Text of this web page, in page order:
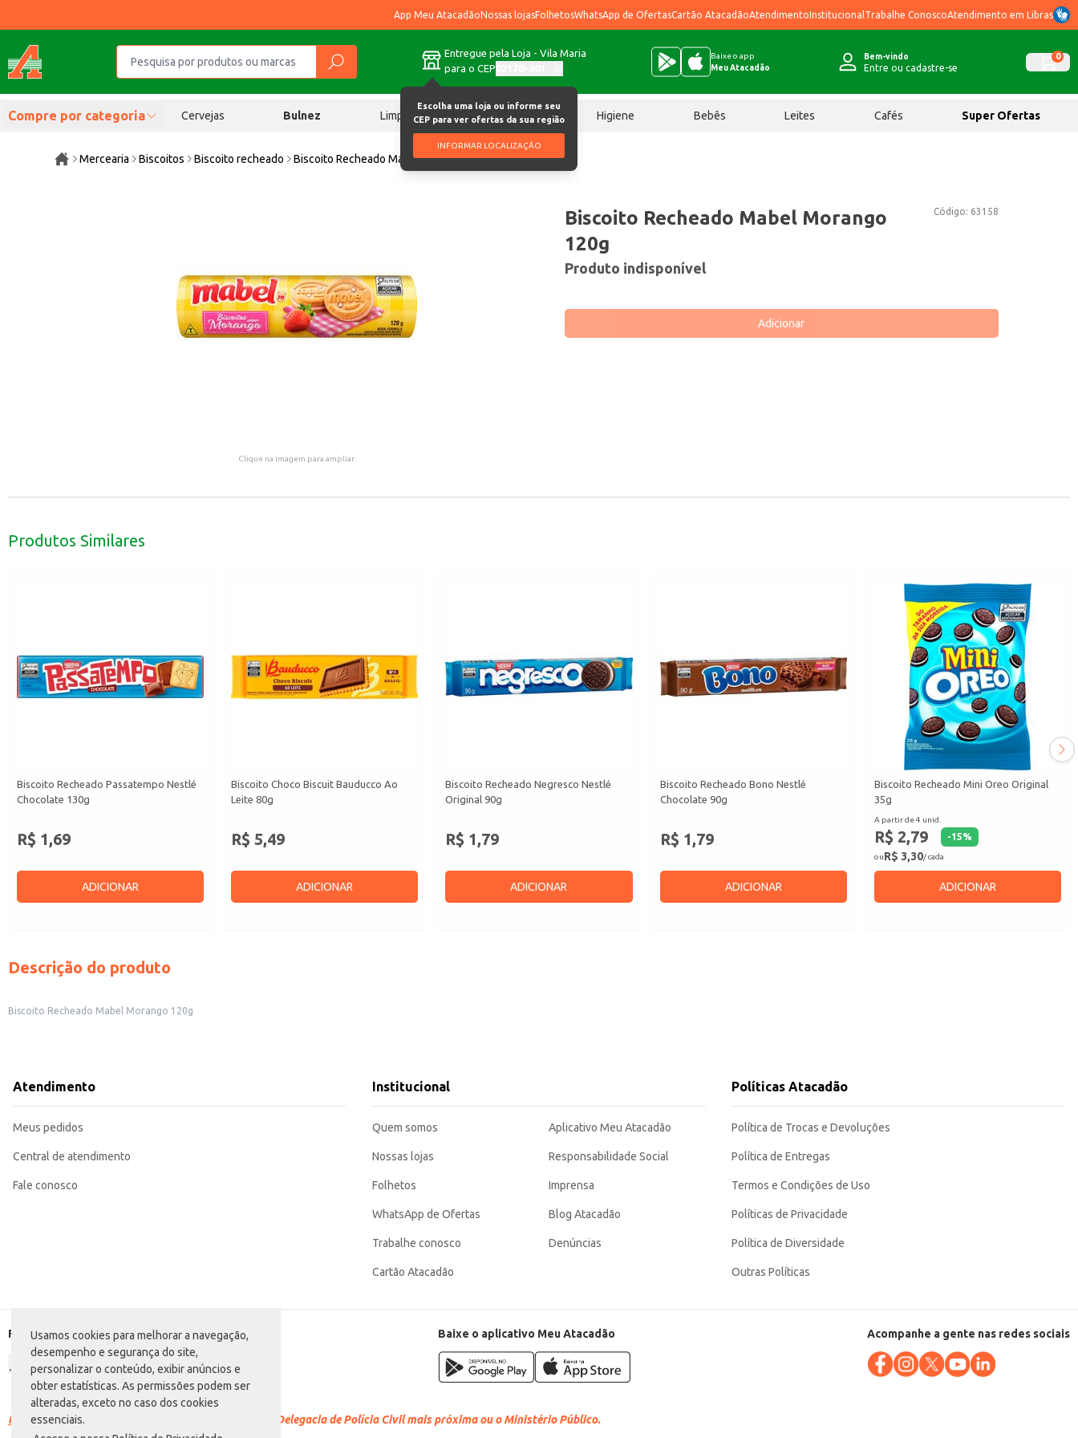
Usamos cookies para melhorar a navegação,
desempenho e segurança do site,
personalizar o conteúdo, exibir anúncios e
obter estatísticas. As permissões podem ser
alteradas, exceto no caso dos cookies
essenciais.
App Meu AtacadãoNossas lojasFolhetosWhatsApp de OfertasCartão AtacadãoAtendimentoInstitucional Trabalhe ConoscoAtendimento em Libras
Entregue pela Loja - Vila Maria
para o CEP
Escolha uma loja ou informe seu
CEP para ver ofertas da sua região
INFORMAR LOCALIZAÇÃO
Baixe o app
Meu Atacadão
Bem-vindo
Entre ou cadastre-se
0
Compre por categoria Cervejas Bulnez Limpeza Chocolates Higiene Bebês Leites Cafés Super Ofertas
Mercearia Biscoitos Biscoito recheado Biscoito Recheado Mabel Morango 120g
Clique na imagem para ampliar.
Código: 63158
Biscoito Recheado Mabel Morango
120g
Produto indisponível
Adicionar
Produtos Similares
Biscoito Recheado Passatempo Nestlé
Chocolate 130g
R$ 1,69
ADICIONAR
Biscoito Choco Biscuit Bauducco Ao
Leite 80g
R$ 5,49
ADICIONAR
Biscoito Recheado Negresco Nestlé
Original 90g
R$ 1,79
ADICIONAR
Biscoito Recheado Bono Nestlé
Chocolate 90g
R$ 1,79
ADICIONAR
Biscoito Recheado Mini Oreo Original
35g
A partir de 4 unid.
R$ 2,79 -15%
ouR$ 3,30/ cada
ADICIONAR
Descrição do produto
Biscoito Recheado Mabel Morango 120g
Atendimento
Meus pedidos
Central de atendimento
Fale conosco
Institucional
Quem somos
Nossas lojas
Folhetos
WhatsApp de Ofertas
Trabalhe conosco
Cartão Atacadão
Aplicativo Meu Atacadão
Responsabilidade Social
Imprensa
Blog Atacadão
Denúncias
Políticas Atacadão
Política de Trocas e Devoluções
Política de Entregas
Termos e Condições de Uso
Políticas de Privacidade
Política de Diversidade
Outras Políticas
Formas de pagamento Baixe o aplicativo Meu Atacadão Acompanhe a gente nas redes sociais
Racismo é crime. Denuncie. Disque 100 ou procure a Delegacia de Polícia Civil mais próxima ou o Ministério Público.